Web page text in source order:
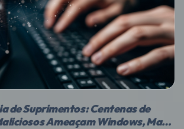
de Suprimentos: Centenas de
Ameaçam Windows, Mac e